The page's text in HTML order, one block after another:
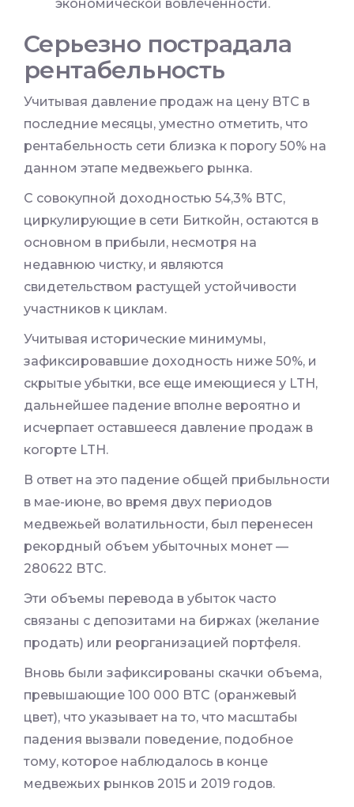
экономической вовлеченности.
Серьезно пострадала
рентабельность
Учитывая давление продаж на цену BTC в
последние месяцы, уместно отметить, что
рентабельность сети близка к порогу 50% на
данном этапе медвежьего рынка.
С совокупной доходностью 54,3% BTC,
циркулирующие в сети Биткойн, остаются в
основном в прибыли, несмотря на
недавнюю чистку, и являются
свидетельством растущей устойчивости
участников к циклам.
Учитывая исторические минимумы,
зафиксировавшие доходность ниже 50%, и
скрытые убытки, все еще имеющиеся у LTH,
дальнейшее падение вполне вероятно и
исчерпает оставшееся давление продаж в
когорте LTH.
В ответ на это падение общей прибыльности
в мае-июне, во время двух периодов
медвежьей волатильности, был перенесен
рекордный объем убыточных монет —
280622 BTC.
Эти объемы перевода в убыток часто
связаны с депозитами на биржах (желание
продать) или реорганизацией портфеля.
Вновь были зафиксированы скачки объема,
превышающие 100 000 BTC (оранжевый
цвет), что указывает на то, что масштабы
падения вызвали поведение, подобное
тому, которое наблюдалось в конце
медвежьих рынков 2015 и 2019 годов.